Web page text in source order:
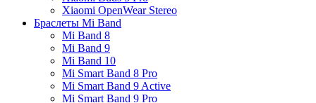
Xiaomi OpenWear Stereo
Браслеты Mi Band
Mi Band 8
Mi Band 9
Mi Band 10
Mi Smart Band 8 Pro
Mi Smart Band 9 Active
Mi Smart Band 9 Pro